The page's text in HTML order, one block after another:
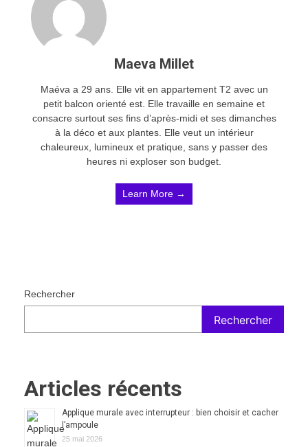
Maeva Millet
Maéva a 29 ans. Elle vit en appartement T2 avec un
petit balcon orienté est. Elle travaille en semaine et
consacre surtout ses fins d’après-midi et ses dimanches
à la déco et aux plantes. Elle veut un intérieur
chaleureux, lumineux et pratique, sans y passer des
heures ni exploser son budget.
Learn More →
Rechercher
Rechercher
Articles récents
Applique murale avec interrupteur : bien choisir et cacher
l’ampoule
25 mai 2026